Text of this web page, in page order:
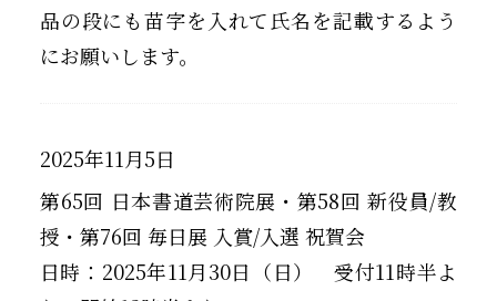
品の段にも苗字を入れて氏名を記載するよう
にお願いします。
2025年11月5日
第65回 日本書道芸術院展・第58回 新役員/教
授・第76回 毎日展 入賞/入選 祝賀会
日時：2025年11月30日（日） 受付11時半よ